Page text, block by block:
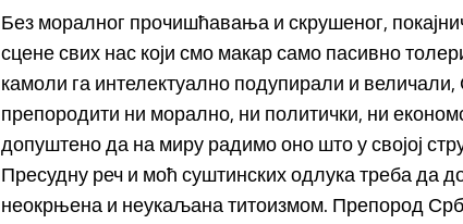
Без моралног прочишћавања и скрушеног,
сцене свих нас који смо макар само пасивно
камоли га интелектуално подупирали и
препородити ни морално, ни политички, ни
допуштено да на миру радимо оно што у својој
Пресудну реч и моћ суштинских одлука треба да
неокрњена и неукаљана титоизмом. Препород